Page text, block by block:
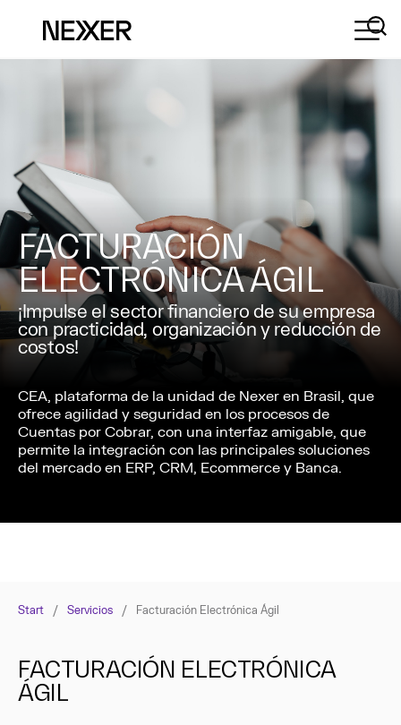
FACTURACIÓN
ELECTRÓNICA ÁGIL
¡Impulse el sector financiero de su empresa
con practicidad, organización y reducción de
costos!
CEA, plataforma de la unidad de Nexer en Brasil, que
ofrece agilidad y seguridad en los procesos de
Cuentas por Cobrar, con una interfaz amigable, que
permite la integración con las principales soluciones
del mercado en ERP, CRM, Ecommerce y Banca.
Start / Servicios / Facturación Electrónica Ágil
FACTURACIÓN ELECTRÓNICA
ÁGIL